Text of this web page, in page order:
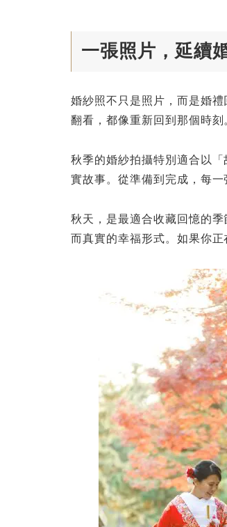
一張照片，延續
婚紗照不只是照片，而是婚
翻看，都像重新回到那個時刻
秋季的婚紗拍攝特別適合以
實故事。從準備到完成，每
秋天，是最適合收藏回憶的
而真實的幸福形式。如果你